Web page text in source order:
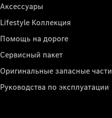
Аксессуары
Lifestyle Коллекция
Помощь на дороге
Сервисный пакет
Оригинальные запасные части
Руководства по эксплуатации